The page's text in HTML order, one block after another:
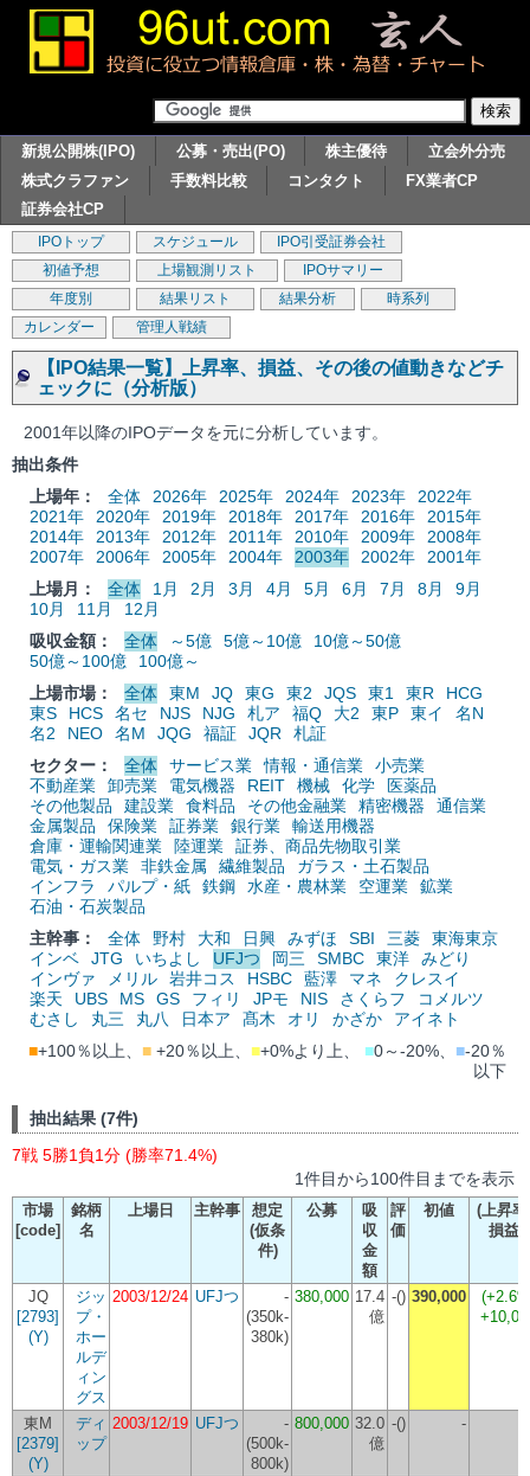
新規公開株(IPO) 公募・売出(PO) 株主優待
立会外分売
株式クラファン
手数料比較 コンタクト
FX業者CP
証券会社CP
IPOトップ スケジュール
IPO引受証券会社
初値予想
上場観測リスト
IPOサマリー
年度別
結果リスト 結果分析
時系列
カレンダー
管理人戦績
【IPO結果一覧】上昇率、損益、その後の値動きなどチ
ェックに（分析版）
2001年以降のIPOデータを元に分析しています。
抽出条件
上場年：
全体 2026年 2025年 2024年 2023年
2022年
2021年
2020年 2019年 2018年 2017年 2016年
2015年
2014年
2013年 2012年 2011年 2010年 2009年
2008年
2007年
2006年 2005年 2004年 2003年 2002年
2001年
上場月：
全体 1月 2月 3月 4月 5月 6月 7月 8月
9月
10月
11月
12月
吸収金額：
全体 ～5億 5億～10億
10億～50億
50億～100億
100億～
上場市場：
全体 東M JQ 東G 東2 JQS 東1 東R
HCG
東S
HCS 名セ NJS NJG 札ア 福Q 大2 東P 東イ
名N
名2
NEO 名M JQG 福証 JQR
札証
セクター：
全体 サービス業 情報・通信業
小売業
不動産業
卸売業 電気機器 REIT 機械 化学
医薬品
その他製品
建設業 食料品 その他金融業 精密機器
通信業
金属製品
保険業 証券業 銀行業
輸送用機器
倉庫・運輸関連業
陸運業
証券、商品先物取引業
電気・ガス業
非鉄金属 繊維製品
ガラス・土石製品
インフラ
パルプ・紙 鉄鋼 水産・農林業 空運業
鉱業
石油・石炭製品
主幹事：
全体 野村 大和 日興 みずほ SBI 三菱
東海東京
インベ
JTG いちよし UFJつ 岡三 SMBC 東洋
みどり
インヴァ
メリル 岩井コス HSBC 藍澤 マネ
クレスイ
楽天
UBS MS GS フィリ JPモ NIS さくらフ
コメルツ
むさし
丸三 丸八 日本ア 髙木 オリ かざか
アイネト
■+100％以上、 ■ +20％以上、 ■+0%より上、 ■0～-20%、 ■-20％
以下
抽出結果 (7件)
7戦 5勝1負1分 (勝率71.4%)
1件目から100件目までを表示
市場
[code]
銘柄
名
上場日 主幹事
想定
(仮条
件)
公募
吸
収
金
額
評
価
初値
(上昇率
損益
JQ
[2793]
(Y)
ジッ
プ・
ホー
ルデ
ィン
グス
2003/12/24 UFJつ
-
(350k-
380k)
380,000 17.4
億
-() 390,000
東M
[2379]
(Y)
ディ
ップ
2003/12/19 UFJつ
-
(500k-
800k)
800,000 32.0
億
-() -